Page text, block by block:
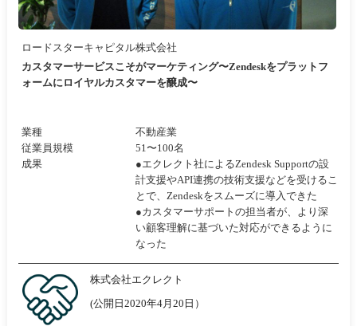
ロードスターキャピタル株式会社
カスタマーサービスこそがマーケティング〜Zendeskをプラットフ
ォームにロイヤルカスタマーを醸成〜
業種
不動産業
従業員規模
51〜100名
成果
●エクレクト社によるZendesk Supportの設
計支援やAPI連携の技術支援などを受けるこ
とで、Zendeskをスムーズに導入できた
●カスタマーサポートの担当者が、より深
い顧客理解に基づいた対応ができるように
なった
株式会社エクレクト
(公開日2020年4月20日）